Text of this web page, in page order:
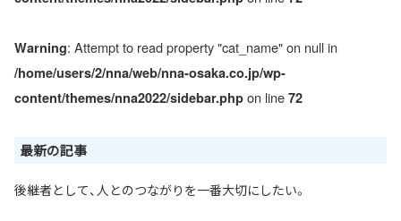
Warning: Attempt to read property "cat_name" on null in
/home/users/2/nna/web/nna-osaka.co.jp/wp-
content/themes/nna2022/sidebar.php on line 72
最新の記事
後継者として、人とのつながりを一番大切にしたい。